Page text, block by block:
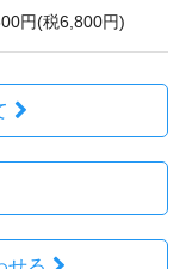
円(税6,800円)